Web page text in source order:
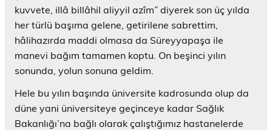
kuvvete, illâ billâhil aliyyil azîm” diyerek son üç yılda
her türlü başıma gelene, getirilene sabrettim,
hâlihazırda maddi olmasa da Süreyyapaşa ile
manevi bağım tamamen koptu. On beşinci yılın
sonunda, yolun sonuna geldim.
Hele bu yılın başında üniversite kadrosunda olup da
düne yani üniversiteye geçinceye kadar Sağlık
Bakanlığı’na bağlı olarak çalıştığımız hastanelerde